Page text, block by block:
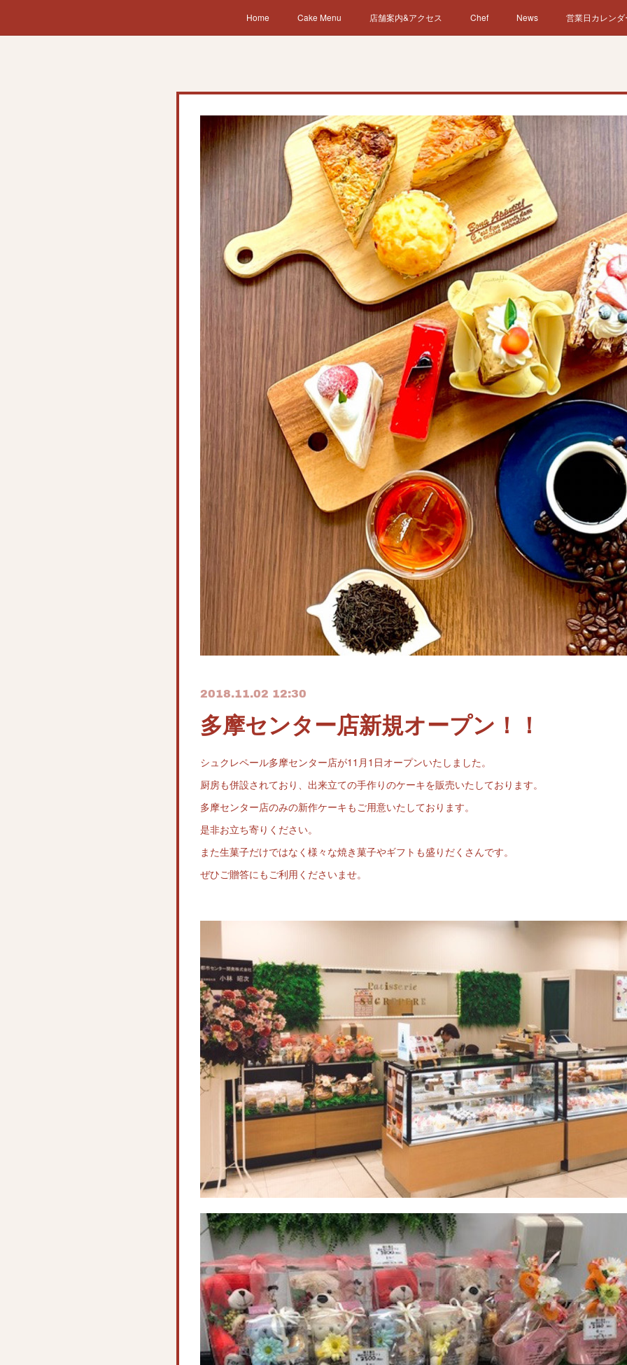
Home Cake Menu 店舗案内&アクセス Chef News 営業日カレンダ
2018.11.02 12:30
多摩センター店新規オープン！！
シュクレペール多摩センター店が11月1日オープンいたしました。
厨房も併設されており、出来立ての手作りのケーキを販売いたしております。
多摩センター店のみの新作ケーキもご用意いたしております。
是非お立ち寄りください。
また生菓子だけではなく様々な焼き菓子やギフトも盛りだくさんです。
ぜひご贈答にもご利用くださいませ。